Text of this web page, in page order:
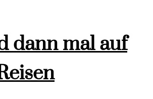
dann mal auf